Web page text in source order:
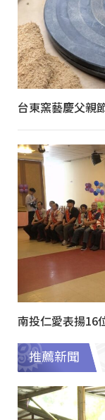
台東窯藝慶父親
南投仁愛表揚16
推薦新聞